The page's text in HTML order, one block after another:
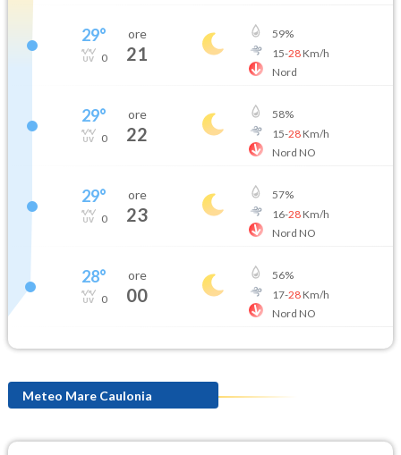
29°
0
ore
21
59%
15-28Km/h
Nord
29°
0
ore
22
58%
15-28Km/h
Nord NO
29°
0
ore
23
57%
16-28Km/h
Nord NO
28°
0
ore
00
56%
17-28Km/h
Nord NO
Meteo Mare Caulonia